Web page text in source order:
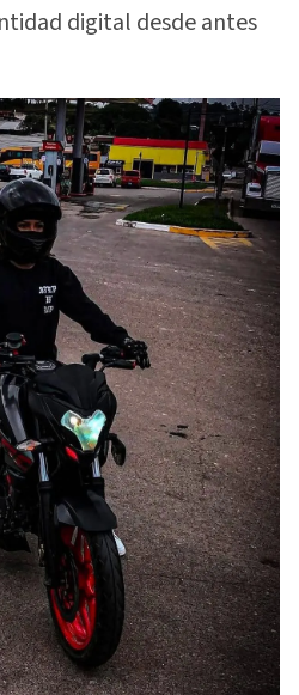
digital desde antes